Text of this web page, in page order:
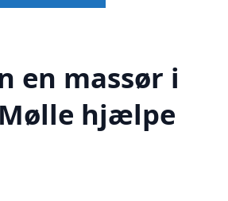
en massør i
hjælpe